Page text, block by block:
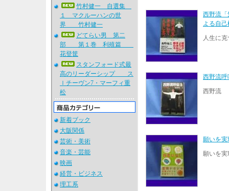
竹村健一 自選集
１ マクルーハンの世
界 竹村健一
どてらい男 第二
部 第１巻 利殖篇
花登筐
スタンフォード式最
高のリーダーシップ ス
ｌチーヴン7・マーフィ重
松
新着ブック
大阪関係
芸術・美術
音楽・芸能
映画
経営・ビジネス
理工系
西野流
よる自
人生に
西野流
西野流
願いを
願いを実